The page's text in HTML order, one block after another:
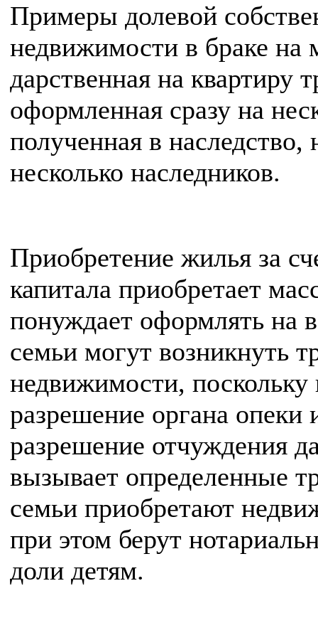
Примеры долевой
недвижимости в браке
дарственная на квартиру
оформленная сразу на
полученная в
несколько наследников.
Приобретение жилья за
капитала приобретает
понуждает оформлять на
семьи могут возникнуть
недвижимости,
разрешение органа опеки
разрешение отчуждения
вызывает определенные
семьи приобретают
при этом берут
доли детям.